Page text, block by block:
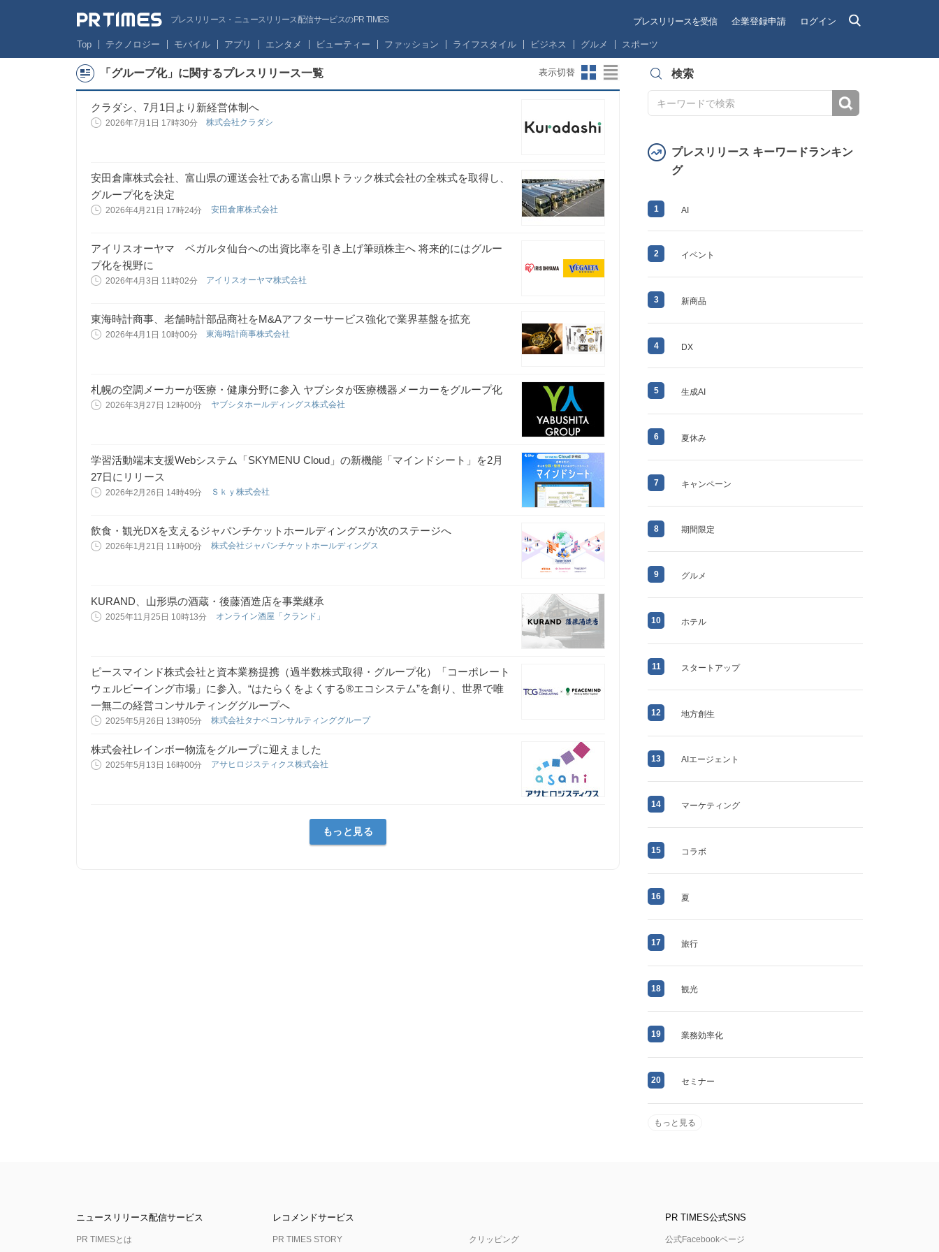
プレスリリース・ニュースリリース配信サービスのPR TIMES プレスリリースを受信 企業登録申請 ログイン
Top テクノロジー モバイル アプリ エンタメ ビューティー ファッション ライフスタイル ビジネス グルメ スポーツ
「グループ化」に関するプレスリリース一覧 表示切替
クラダシ、7月1日より新経営体制へ
2026年7月1日 17時30分 株式会社クラダシ
安田倉庫株式会社、富山県の運送会社である富山県トラック株式会社の全株式を取得し、
グループ化を決定
2026年4月21日 17時24分 安田倉庫株式会社
アイリスオーヤマ ベガルタ仙台への出資比率を引き上げ筆頭株主へ 将来的にはグルー
プ化を視野に
2026年4月3日 11時02分 アイリスオーヤマ株式会社
東海時計商事、老舗時計部品商社をM&Aアフターサービス強化で業界基盤を拡充
2026年4月1日 10時00分 東海時計商事株式会社
札幌の空調メーカーが医療・健康分野に参入 ヤブシタが医療機器メーカーをグループ化
2026年3月27日 12時00分 ヤブシタホールディングス株式会社
学習活動端末支援Webシステム「SKYMENU Cloud」の新機能「マインドシート」を2月
27日にリリース
2026年2月26日 14時49分 Ｓｋｙ株式会社
飲食・観光DXを支えるジャパンチケットホールディングスが次のステージへ
2026年1月21日 11時00分 株式会社ジャパンチケットホールディングス
KURAND、山形県の酒蔵・後藤酒造店を事業継承
2025年11月25日 10時13分 オンライン酒屋「クランド」
ピースマインド株式会社と資本業務提携（過半数株式取得・グループ化）「コーポレート
ウェルビーイング市場」に参入。“はたらくをよくする®エコシステム”を創り、世界で唯
一無二の経営コンサルティンググループへ
2025年5月26日 13時05分 株式会社タナベコンサルティンググループ
株式会社レインボー物流をグループに迎えました
2025年5月13日 16時00分 アサヒロジスティクス株式会社
もっと見る
検索
プレスリリース キーワードランキン
グ
1 AI
2 イベント
3 新商品
4 DX
5 生成AI
6 夏休み
7 キャンペーン
8 期間限定
9 グルメ
10 ホテル
11 スタートアップ
12 地方創生
13 AIエージェント
14 マーケティング
15 コラボ
16 夏
17 旅行
18 観光
19 業務効率化
20 セミナー
もっと見る
ニュースリリース配信サービス
PR TIMESとは
レコメンドサービス
PR TIMES STORY クリッピング
PR TIMES公式SNS
公式Facebookページ